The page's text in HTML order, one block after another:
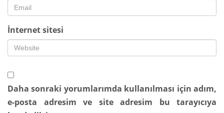
İnternet sitesi
Daha sonraki yorumlarımda kullanılması için adım,
e-posta adresim ve site adresim bu tarayıcıya